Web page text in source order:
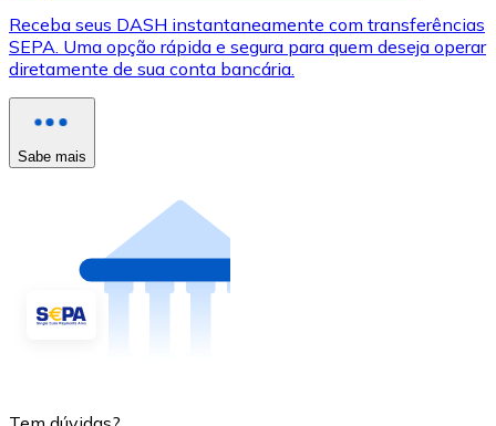
Receba seus DASH instantaneamente com transferências
SEPA. Uma opção rápida e segura para quem deseja operar
diretamente de sua conta bancária.
Sabe mais